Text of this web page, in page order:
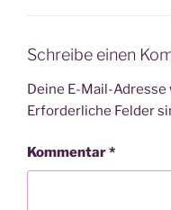
Schreibe einen
Deine E-Mail-
Erforderliche Felder
Kommentar*